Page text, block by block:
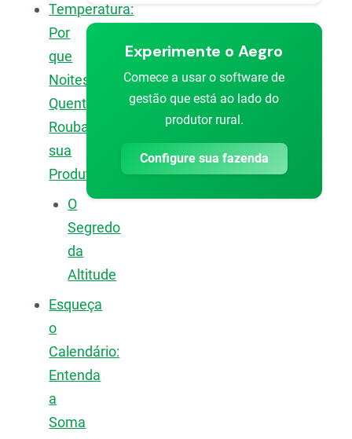
Temperatura:
Por
que
Noites
Quentes
Roubam
sua
Produtividade?
O
Segredo
da
Altitude
Esqueça
o
Calendário:
Entenda
a
Soma
Experimente o Aegro
Comece a usar o software de
gestão que está ao lado do
produtor rural.
Configure sua fazenda